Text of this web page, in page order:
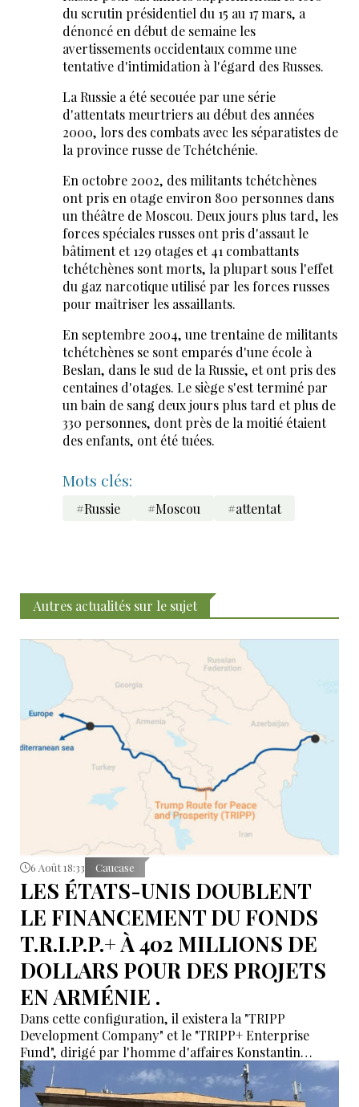
du scrutin présidentiel du 15 au 17 mars, a
dénoncé en début de semaine les
avertissements occidentaux comme une
tentative d'intimidation à l'égard des Russes.
La Russie a été secouée par une série
d'attentats meurtriers au début des années
2000, lors des combats avec les séparatistes de
la province russe de Tchétchénie.
En octobre 2002, des militants tchétchènes
ont pris en otage environ 800 personnes dans
un théâtre de Moscou. Deux jours plus tard, les
forces spéciales russes ont pris d'assaut le
bâtiment et 129 otages et 41 combattants
tchétchènes sont morts, la plupart sous l'effet
du gaz narcotique utilisé par les forces russes
pour maîtriser les assaillants.
En septembre 2004, une trentaine de militants
tchétchènes se sont emparés d'une école à
Beslan, dans le sud de la Russie, et ont pris des
centaines d'otages. Le siège s'est terminé par
un bain de sang deux jours plus tard et plus de
330 personnes, dont près de la moitié étaient
des enfants, ont été tuées.
Mots clés:
#Russie #Moscou #attentat
Autres actualités sur le sujet
6 Août 18:33 Caucase
LES ÉTATS-UNIS DOUBLENT
LE FINANCEMENT DU FONDS
T.R.I.P.P.+ À 402 MILLIONS DE
DOLLARS POUR DES PROJETS
EN ARMÉNIE .
Dans cette configuration, il existera la "TRIPP
Development Company" et le "TRIPP+ Enterprise
Fund", dirigé par l'homme d'affaires Konstantin
Sokolov